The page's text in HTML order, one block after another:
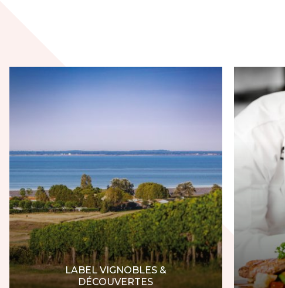
LABEL VIGNOBLES &
DÉCOUVERTES